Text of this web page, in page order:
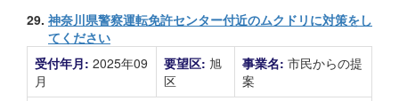
29. 神奈川県警察運転免許センター付近のムクドリに対策をし
てください
受付年月: 2025年09
月
要望区: 旭
区
事業名: 市民からの提
案